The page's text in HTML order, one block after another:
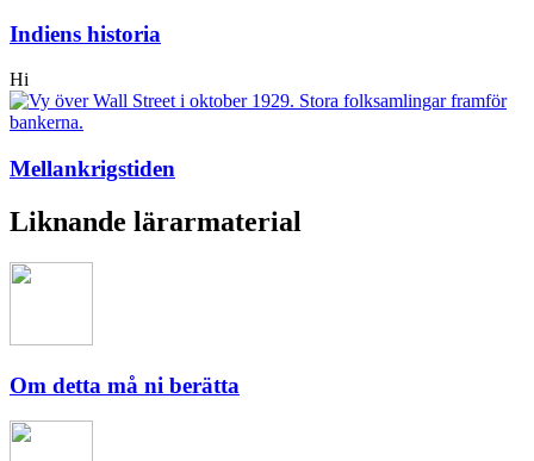
Indiens historia
Hi
Mellankrigstiden
Liknande lärarmaterial
Om detta må ni berätta